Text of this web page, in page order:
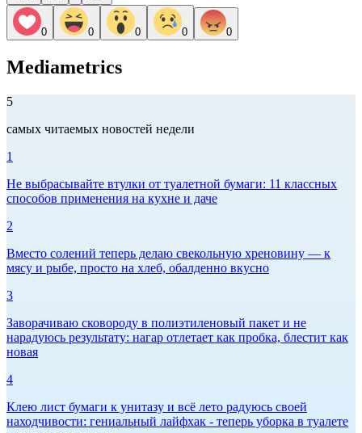
0 0 0 0 0
Mediametrics
5
самых читаемых новостей недели
1
Не выбрасывайте втулки от туалетной бумаги: 11 классных
способов применения на кухне и даче
2
Вместо солений теперь делаю свекольную хреновину — к
мясу и рыбе, просто на хлеб, обалденно вкусно
3
Заворачиваю сковороду в полиэтиленовый пакет и не
нарадуюсь результату: нагар отлетает как пробка, блестит как
новая
4
Клею лист бумаги к унитазу и всё лето радуюсь своей
находчивости: гениальный лайфхак - теперь уборка в туалете